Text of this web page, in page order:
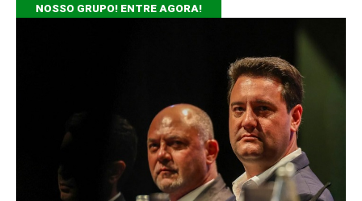
NOSSO GRUPO! ENTRE AGORA!